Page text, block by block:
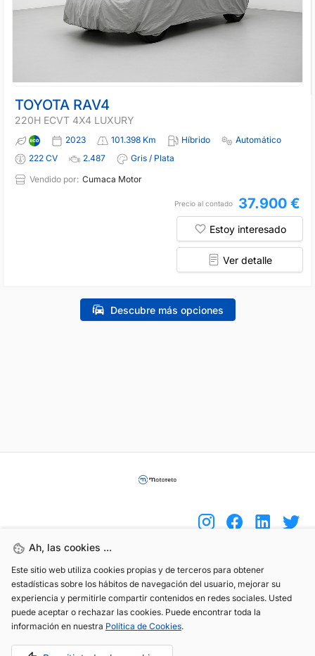
TOYOTA RAV4
220H ECVT 4X4 LUXURY
2023 101.398 Km Híbrido
Automático
222 CV
2.487
Gris / Plata
Vendido por: Cumaca Motor
Precio al contado 37.900 €
Estoy interesado
Ver detalle
Descubre más opciones
Ah, las cookies ...
Este sitio web utiliza cookies propias y de terceros para obtener
estadísticas sobre los hábitos de navegación del usuario, mejorar su
experiencia y permitirle compartir contenidos en redes sociales. Usted
puede aceptar o rechazar las cookies. Puede encontrar toda la
información en nuestra Política de Cookies.
(+34) 744 408 070
info@motoreto.com